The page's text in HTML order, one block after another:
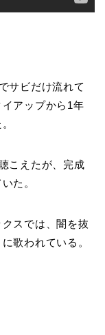
サビだけ流れて
アップから1年
こえたが、完成
た。
スでは、闇を抜
歌われている。